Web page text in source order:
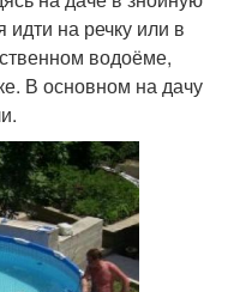
на речку или в
водоёме,
В основном на дачу